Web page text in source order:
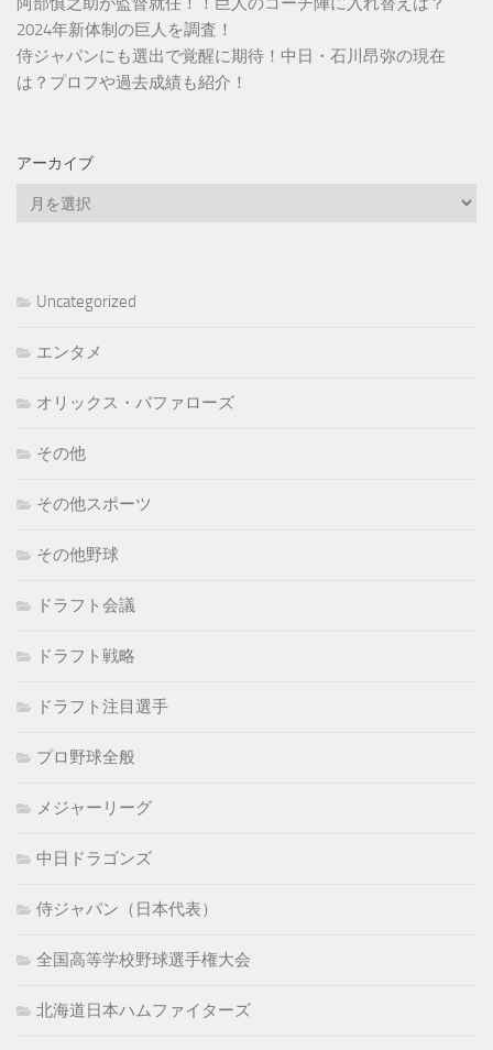
2024年新体制の巨人を調査！
侍ジャパンにも選出で覚醒に期待！中日・石川昂弥の現在
は？プロフや過去成績も紹介！
アーカイブ
ブ Uncategorized
エンタメ
オリックス・バファローズ
その他
その他スポーツ
その他野球
ドラフト会議
ドラフト戦略
ドラフト注目選手
プロ野球全般
メジャーリーグ
中日ドラゴンズ
侍ジャパン（日本代表）
全国高等学校野球選手権大会
北海道日本ハムファイターズ